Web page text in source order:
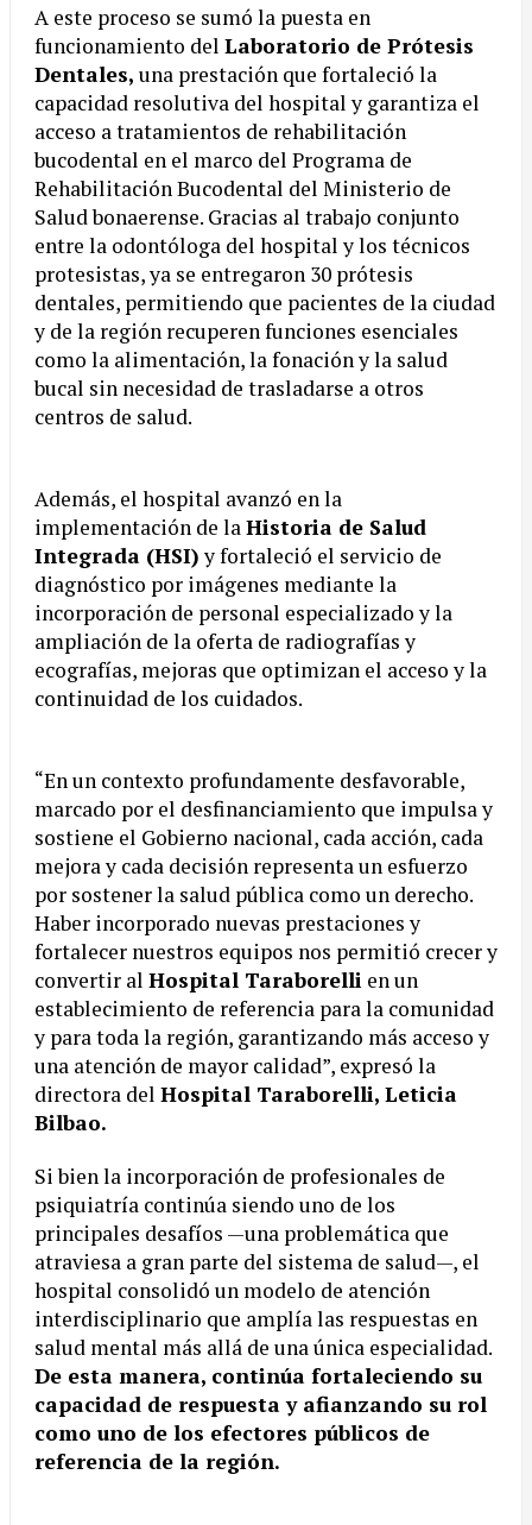
A este proceso se sumó la puesta en
funcionamiento del Laboratorio de Prótesis
Dentales, una prestación que fortaleció la
capacidad resolutiva del hospital y garantiza el
acceso a tratamientos de rehabilitación
bucodental en el marco del Programa de
Rehabilitación Bucodental del Ministerio de
Salud bonaerense. Gracias al trabajo conjunto
entre la odontóloga del hospital y los técnicos
protesistas, ya se entregaron 30 prótesis
dentales, permitiendo que pacientes de la ciudad
y de la región recuperen funciones esenciales
como la alimentación, la fonación y la salud
bucal sin necesidad de trasladarse a otros
centros de salud.
Además, el hospital avanzó en la
implementación de laHistoria de Salud
Integrada (HSI)y fortaleció el servicio de
diagnóstico por imágenes mediante la
incorporación de personal especializado y la
ampliación de la oferta de radiografías y
ecografías, mejoras que optimizan el acceso y la
continuidad de los cuidados.
“En un contexto profundamente desfavorable,
marcado por el desfinanciamiento que impulsa y
sostiene el Gobierno nacional, cada acción, cada
mejora y cada decisión representa un esfuerzo
por sostener la salud pública como un derecho.
Haber incorporado nuevas prestaciones y
fortalecer nuestros equipos nos permitió crecer y
convertir al Hospital Taraborelli en un
establecimiento de referencia para la comunidad
y para toda la región, garantizando más acceso y
una atención de mayor calidad”, expresó la
directora del Hospital Taraborelli, Leticia
Bilbao.
Si bien la incorporación de profesionales de
psiquiatría continúa siendo uno de los
principales desafíos —una problemática que
atraviesa a gran parte del sistema de salud—, el
hospital consolidó un modelo de atención
interdisciplinario que amplía las respuestas en
salud mental más allá de una única especialidad.
De esta manera, continúa fortaleciendo su
capacidad de respuesta y afianzando su rol
como uno de los efectores públicos de
referencia de la región.